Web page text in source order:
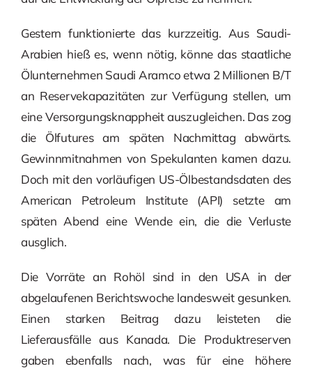
Gestern funktionierte das kurzzeitig. Aus Saudi-
Arabien hieß es, wenn nötig, könne das staatliche
Ölunternehmen Saudi Aramco etwa 2 Millionen B/T
an Reservekapazitäten zur Verfügung stellen, um
eine Versorgungsknappheit auszugleichen. Das zog
die Ölfutures am späten Nachmittag abwärts.
Gewinnmitnahmen von Spekulanten kamen dazu.
Doch mit den vorläufigen US-Ölbestandsdaten des
American Petroleum Institute (API) setzte am
späten Abend eine Wende ein, die die Verluste
ausglich.
Die Vorräte an Rohöl sind in den USA in der
abgelaufenen Berichtswoche landesweit gesunken.
Einen starken Beitrag dazu leisteten die
Lieferausfälle aus Kanada. Die Produktreserven
gaben ebenfalls nach, was für eine höhere